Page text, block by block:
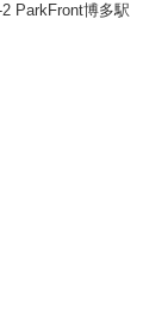
ParkFront博多駅